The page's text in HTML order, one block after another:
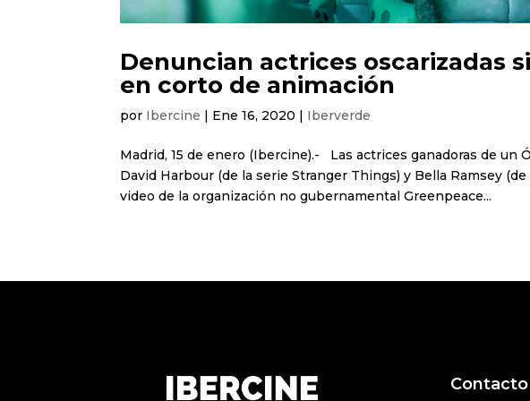
Denuncian actrices oscarizadas
en corto de animación
por Ibercine | Ene 16, 2020 | Iberverde
Madrid, 15 de enero (Ibercine).- Las actrices ganadoras de un
David Harbour (de la serie Stranger Things) y Bella Ramsey
video de la organización no gubernamental Greenpeace...
Contacto